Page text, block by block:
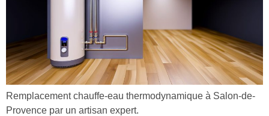
Remplacement chauffe-eau thermodynamique à Salon-de-
Provence par un artisan expert.